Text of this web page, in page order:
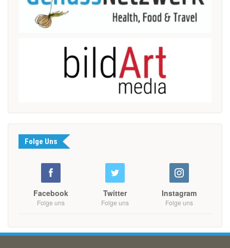
Folge Uns
Facebook
Folge uns
Twitter
Folge uns
Instagram
Folge uns